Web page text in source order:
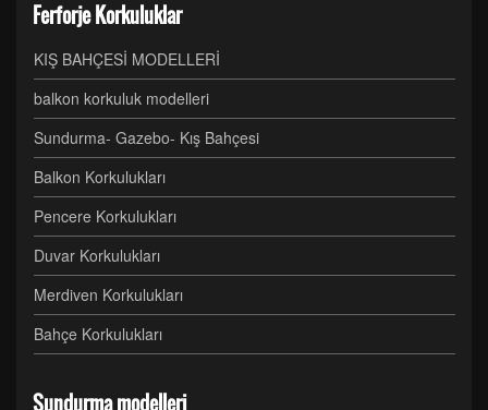
Ferforje Korkuluklar
KIŞ BAHÇESİ MODELLERİ
balkon korkuluk modelleri
Sundurma- Gazebo- Kış Bahçesi
Balkon Korkulukları
Pencere Korkulukları
Duvar Korkulukları
Merdiven Korkulukları
Bahçe Korkulukları
Sundurma modelleri